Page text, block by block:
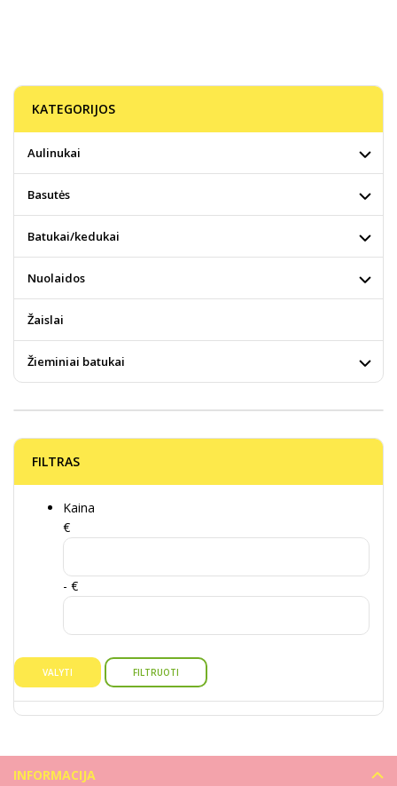
KATEGORIJOS
Aulinukai
Basutės
Batukai/kedukai
Nuolaidos
Žaislai
Žieminiai batukai
FILTRAS
Kaina
€
- €
VALYTI FILTRUOTI
INFORMACIJA